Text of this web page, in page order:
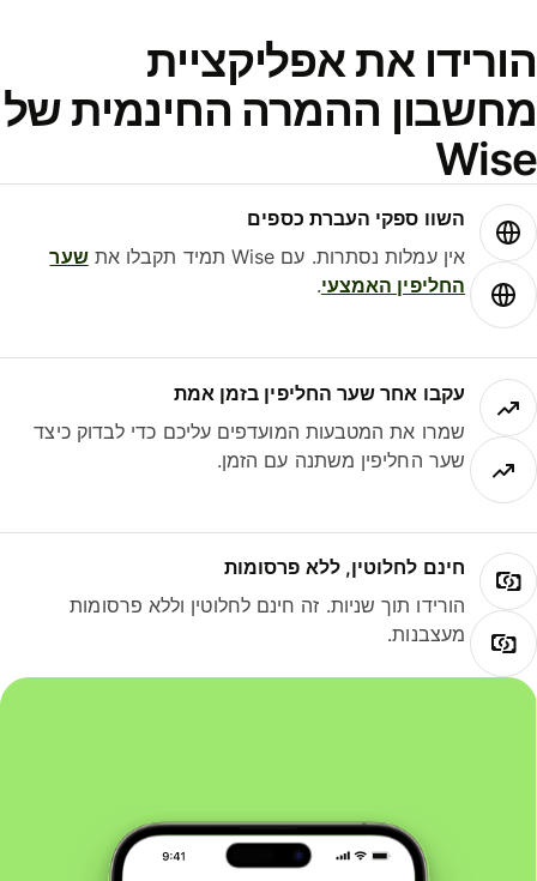
את אפליקציית
ההמרה החינמית של
השוו ספקי העברת כספים
אין עמלות נסתרות. עם Wise תמיד תקבלו את
שער
החליפין האמצעי.
עקבו אחר שער החליפין בזמן אמת
שמרו את המטבעות המועדפים עליכם כדי לבדוק כיצד
שער החליפין משתנה עם הזמן.
חינם לחלוטין, ללא פרסומות
הורידו תוך שניות. זה חינם לחלוטין וללא פרסומות
מעצבנות.